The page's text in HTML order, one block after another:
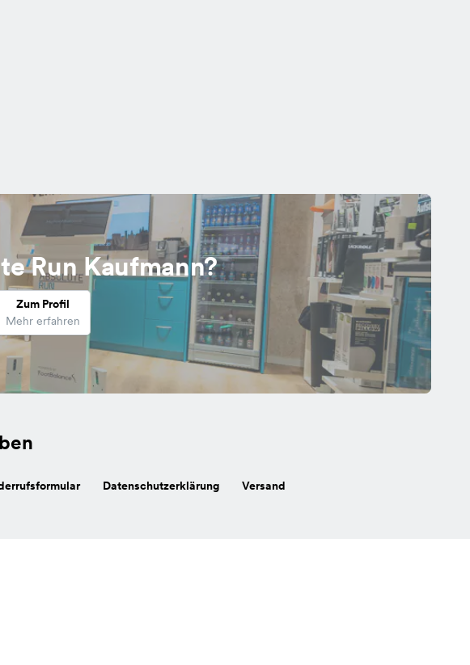
Run Kaufmann?
Zum Profil
Mehr erfahren
Datenschutzerklärung Versand